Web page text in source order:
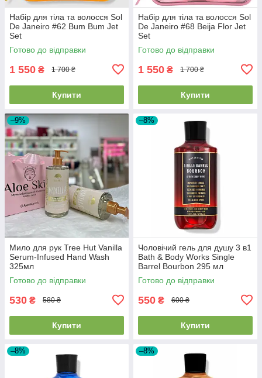
Набір для тіла та волосся Sol
De Janeiro #62 Bum Bum Jet
Set
Готово до відправки
1 550 ₴ 1 700 ₴
Купити
Набір для тіла та волосся Sol
De Janeiro #68 Beija Flor Jet
Set
Готово до відправки
1 550 ₴ 1 700 ₴
Купити
–9%
Мило для рук Tree Hut Vanilla
Serum-Infused Hand Wash
325мл
Готово до відправки
530 ₴ 580 ₴
Купити
–8%
Чоловічий гель для душу 3 в1
Bath & Body Works Single
Barrel Bourbon 295 мл
Готово до відправки
550 ₴ 600 ₴
Купити
–8% –8%